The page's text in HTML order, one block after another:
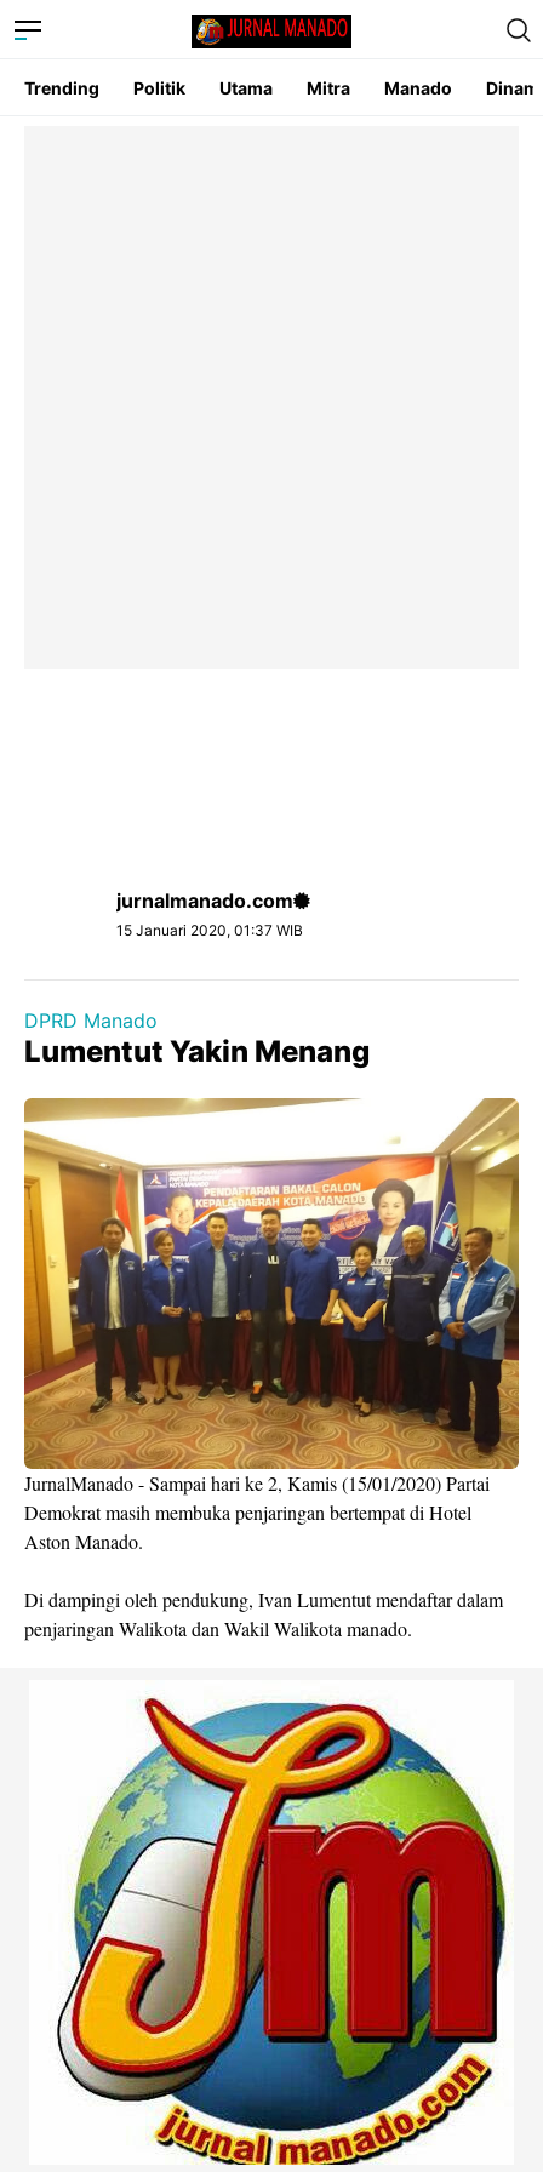
Trending Politik Utama Mitra Manado
jurnalmanado.com
15 Januari 2020, 01:37 WIB
DPRD Manado
Lumentut Yakin Menang
JurnalManado - Sampai hari ke 2, Kamis (15/01/2020) Partai
Demokrat masih membuka penjaringan bertempat di Hotel
Aston Manado.
Di dampingi oleh pendukung, Ivan Lumentut mendaftar dalam
penjaringan Walikota dan Wakil Walikota manado.